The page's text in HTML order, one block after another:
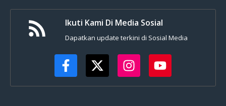
Ikuti Kami Di Media Sosial
Dapatkan update terkini di Sosial Media